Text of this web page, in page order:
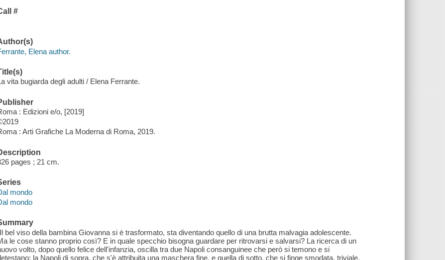
#
Elena author.
vita bugiarda degli adulti / Elena Ferrante.
: Edizioni e/o, [2019]
: Arti Grafiche La Moderna di Roma, 2019.
pages ; 21 cm.
mondo
mondo
bel viso della bambina Giovanna si è trasformato, sta diventando quello di una brutta malvagia adolescente.
le cose stanno proprio così? E in quale specchio bisogna guardare per ritrovarsi e salvarsi? La ricerca di un
volto, dopo quello felice dell'infanzia, oscilla tra due Napoli consanguinee che però si temono e si
la Napoli di sopra, che s'è attribuita una maschera fine, e quella di sotto, che si finge smodata, triviale.